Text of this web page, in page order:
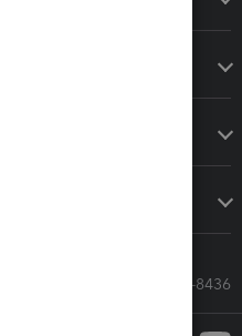
Call Sales: 833-564-8436